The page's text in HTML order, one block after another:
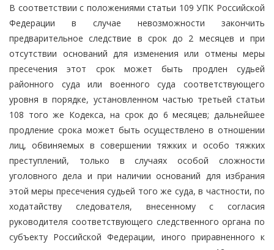
В соответствии с положениями статьи 109 УПК Российской
Федерации в случае невозможности закончить
предварительное следствие в срок до 2 месяцев и при
отсутствии оснований для изменения или отмены меры
пресечения этот срок может быть продлен судьей
районного суда или военного суда соответствующего
уровня в порядке, установленном частью третьей статьи
108 того же Кодекса, на срок до 6 месяцев; дальнейшее
продление срока может быть осуществлено в отношении
лиц, обвиняемых в совершении тяжких и особо тяжких
преступлений, только в случаях особой сложности
уголовного дела и при наличии оснований для избрания
этой меры пресечения судьей того же суда, в частности, по
ходатайству следователя, внесенному с согласия
руководителя соответствующего следственного органа по
субъекту Российской Федерации, иного приравненного к